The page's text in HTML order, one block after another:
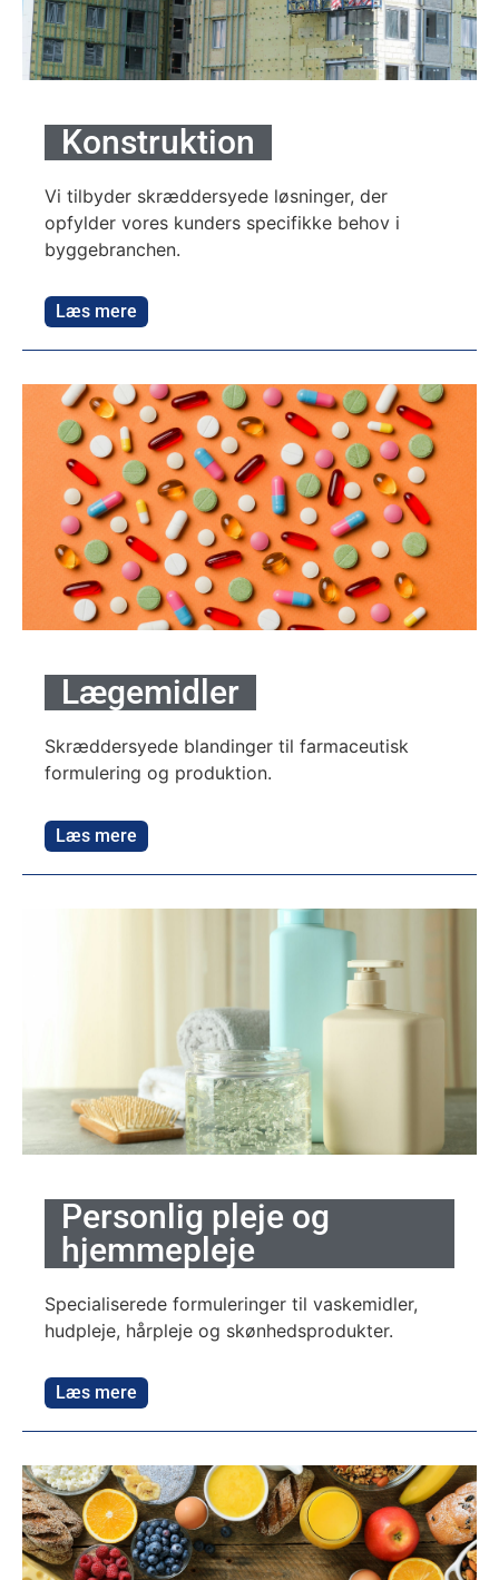
Konstruktion
Vi tilbyder skræddersyede løsninger, der
opfylder vores kunders specifikke behov i
byggebranchen.
Læs mere
Lægemidler
Skræddersyede blandinger til farmaceutisk
formulering og produktion.
Læs mere
Personlig pleje og
hjemmepleje
Specialiserede formuleringer til vaskemidler,
hudpleje, hårpleje og skønhedsprodukter.
Læs mere